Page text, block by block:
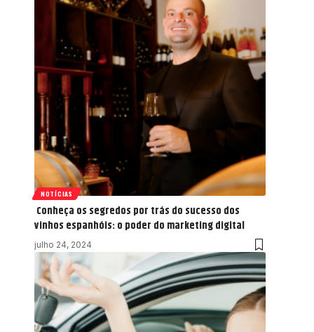
NOTÍCIAS
Conheça os segredos por trás do sucesso dos
vinhos espanhóis: o poder do marketing digital
julho 24, 2024